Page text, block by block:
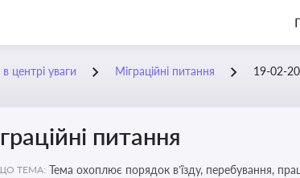
центрі уваги Міграційні питання 19-02-
питання
ТЕМА: Тема охоплює порядок в’їзду, перебування,